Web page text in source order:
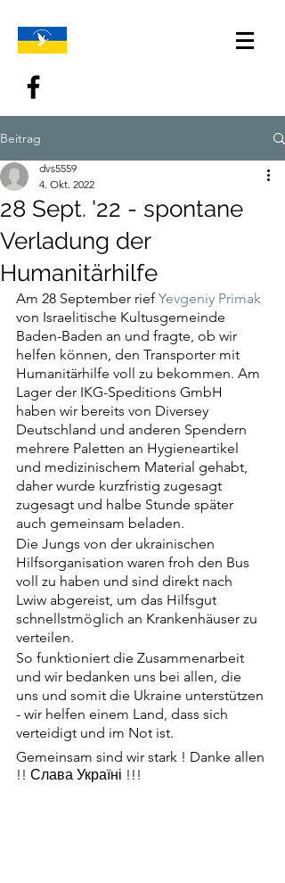
Beitrag
28 Sept. '22 - spontane
Verladung der
Humanitärhilfe
dvs5559
4. Okt. 2022
Am 28 September rief Yevgeniy Primak
von Israelitische Kultusgemeinde
Baden-Baden an und fragte, ob wir
helfen können, den Transporter mit
Humanitärhilfe voll zu bekommen. Am
Lager der IKG-Speditions GmbH
haben wir bereits von Diversey
Deutschland und anderen Spendern
mehrere Paletten an Hygieneartikel
und medizinischem Material gehabt,
daher wurde kurzfristig zugesagt
zugesagt und halbe Stunde später
auch gemeinsam beladen.
Die Jungs von der ukrainischen
Hilfsorganisation waren froh den Bus
voll zu haben und sind direkt nach
Lwiw abgereist, um das Hilfsgut
schnellstmöglich an Krankenhäuser zu
verteilen.
So funktioniert die Zusammenarbeit
und wir bedanken uns bei allen, die
uns und somit die Ukraine unterstützen
- wir helfen einem Land, dass sich
verteidigt und im Not ist.
Gemeinsam sind wir stark ! Danke allen
!! Слава Україні !!!